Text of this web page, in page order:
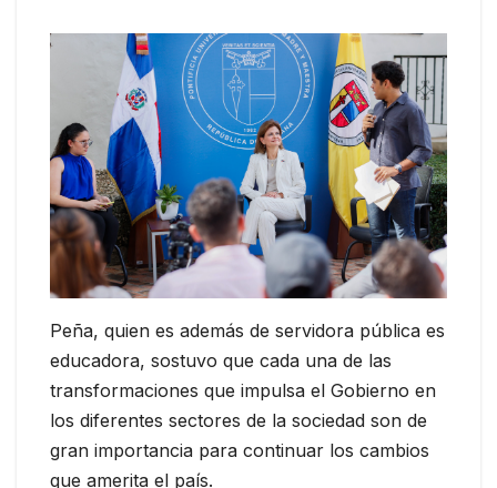
Peña, quien es además de servidora pública es
educadora, sostuvo que cada una de las
transformaciones que impulsa el Gobierno en
los diferentes sectores de la sociedad son de
gran importancia para continuar los cambios
que amerita el país.